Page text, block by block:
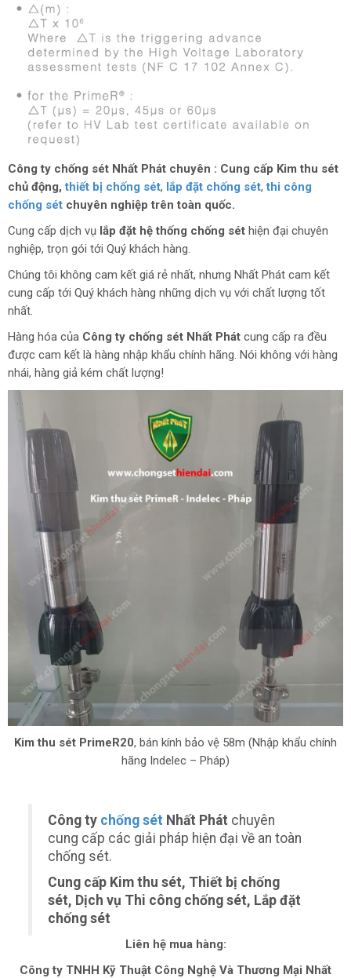
Công ty chống sét Nhất Phát chuyên : Cung cấp Kim thu sét
chủ động,thiết bị chống sét, lắp đặt chống sét,thi công
chống sét chuyên nghiệp trên toàn quốc.
Cung cấp dịch vụ lắp đặt hệ thống chống sét hiện đại chuyên
nghiệp, trọn gói tới Quý khách hàng.
Chúng tôi không cam kết giá rẻ nhất, nhưng Nhất Phát cam kết
cung cấp tới Quý khách hàng những dịch vụ với chất lượng tốt
nhất.
Hàng hóa của Công ty chống sét Nhất Phát cung cấp ra đều
được cam kết là hàng nhập khẩu chính hãng. Nói không với hàng
nhái, hàng giả kém chất lượng!
Kim thu sét PrimeR20, bán kính bảo vệ 58m (Nhập khẩu chính
hãng Indelec – Pháp)
Công ty chống sét Nhất Phát chuyên
cung cấp các giải pháp hiện đại về an toàn
chống sét.
Cung cấp Kim thu sét, Thiết bị chống
sét, Dịch vụ Thi công chống sét, Lắp đặt
chống sét
Liên hệ mua hàng:
Công ty TNHH Kỹ Thuật Công Nghệ Và Thương Mại Nhất